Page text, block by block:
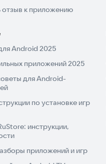
отзыв к приложению
Android 2025
приложений 2025
для Android-
по установке игр
инструкции,
приложений и игр